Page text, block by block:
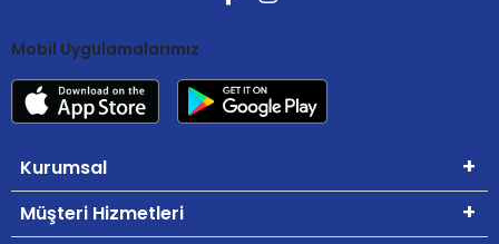
Mobil Uygulamalarımız
Kurumsal
Müşteri Hizmetleri